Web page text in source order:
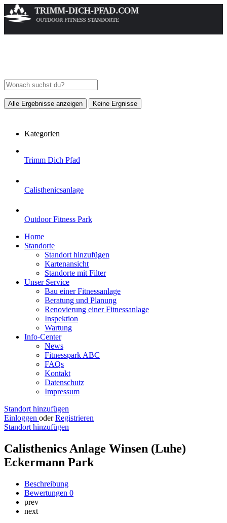
Alle Ergebnisse anzeigen Keine Ergnisse
Kategorien
Trimm Dich Pfad
Calisthenicsanlage
Outdoor Fitness Park
Home
Standorte
Standort hinzufügen
Kartenansicht
Standorte mit Filter
Unser Service
Bau einer Fitnessanlage
Beratung und Planung
Renovierung einer Fitnessanlage
Inspektion
Wartung
Info-Center
News
Fitnesspark ABC
FAQs
Kontakt
Datenschutz
Impressum
Standort hinzufügen
Einloggen oder Registrieren
Standort hinzufügen
Calisthenics Anlage Winsen (Luhe)
Eckermann Park
Beschreibung
Bewertungen 0
prev
next